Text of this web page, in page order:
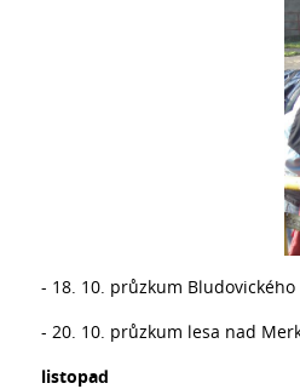
- 18. 10. průzkum Bludovického
- 20. 10. průzkum lesa nad
listopad